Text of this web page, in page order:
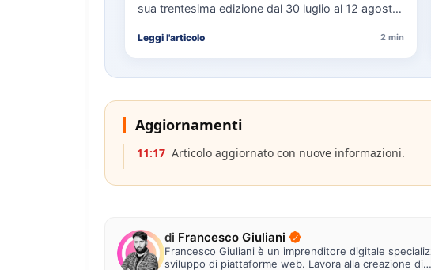
sua trentesima edizione dal 30 luglio al 12 agosto,
Leggi l'articolo 2 min
Aggiornamenti
11:17 Articolo aggiornato con nuove informazioni.
di Francesco Giuliani
Francesco Giuliani è un imprenditore digitale
sviluppo di piattaforme web. Lavora alla creazione di…